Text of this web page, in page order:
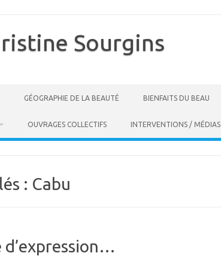
Sourgins
GÉOGRAPHIE DE LA BEAUTÉ BIENFAITS DU BEAU
OUVRAGES COLLECTIFS INTERVENTIONS / MÉDIAS
: Cabu